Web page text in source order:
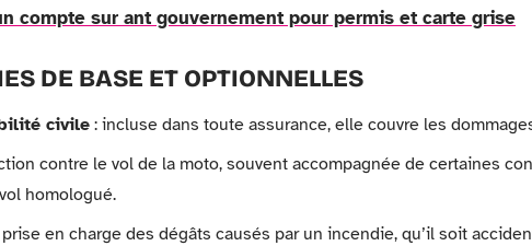
compte sur ant gouvernement pour permis et carte grise
DE BASE ET OPTIONNELLES
civile : incluse dans toute assurance, elle couvre les
contre le vol de la moto, souvent accompagnée de certaines
homologué.
prise en charge des dégâts causés par un incendie, qu’il soit